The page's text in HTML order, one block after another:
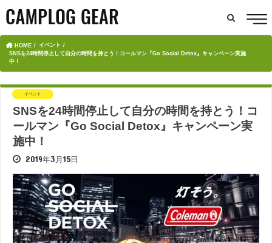
HOME
イベント
SNSを24時間停止して自分の時間を持とう！コールマン『Go Social Detox』キャンペーン実施
中！
イベント
SNSを24時間停止して自分の時間を持とう！コ
ールマン『Go Social Detox』キャンペーン実
施中！
2019年3月15日